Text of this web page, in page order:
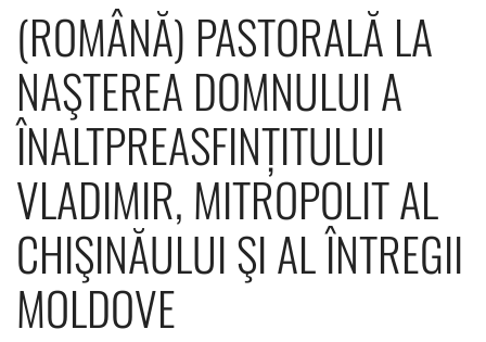
(ROMÂNĂ) PASTORALĂ LA
NAŞTEREA DOMNULUI A
ÎNALTPREASFINȚITULUI
VLADIMIR, MITROPOLIT AL
CHIŞINĂULUI ŞI AL ÎNTREGII
MOLDOVE